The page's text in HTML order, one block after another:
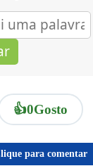
👍0Gosto
para comentar